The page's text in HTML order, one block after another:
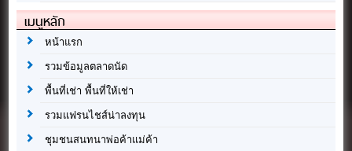
เมนูหลัก
หน้าแรก
รวมข้อมูลตลาดนัด
พื้นที่เช่า พื้นที่ให้เช่า
รวมแฟรนไชส์น่าลงทุน
ชุมชนสนทนาพ่อค้าแม่ค้า